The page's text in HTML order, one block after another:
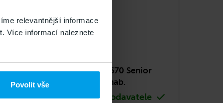
relevantnější informace
Více informací naleznete
Povolit vše
ALIGATOR A670 Senior
černý + stol.nab.
skladem u dodavatele